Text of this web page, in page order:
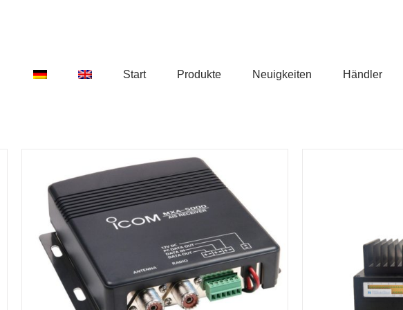
Start Produkte Neuigkeiten Händler
IN DEN WARENKORB / DETAILS